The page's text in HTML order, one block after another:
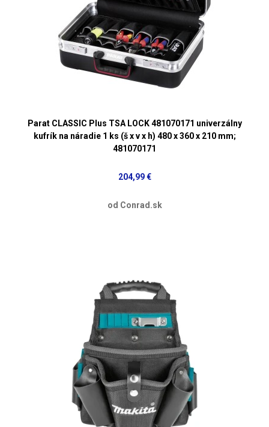
Parat CLASSIC Plus TSA LOCK 481070171 univerzálny
kufrík na náradie 1 ks (š x v x h) 480 x 360 x 210 mm;
481070171
204,99 €
od Conrad.sk